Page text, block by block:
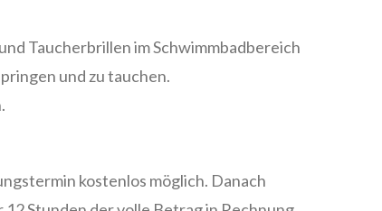
Taucherbrillen im Schwimmbadbereich
und zu tauchen.
kostenlos möglich. Danach